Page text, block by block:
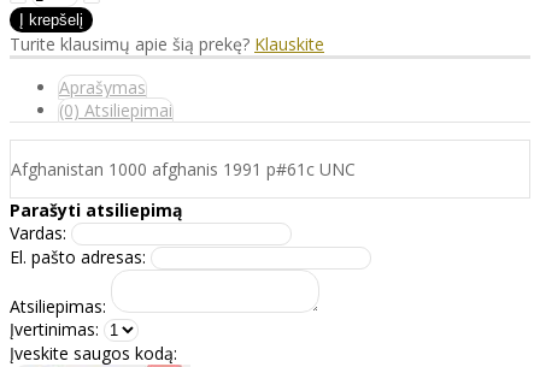
Turite klausimų apie šią prekę? Klauskite
Aprašymas
(0) Atsiliepimai
Afghanistan 1000 afghanis 1991 p#61c UNC
Parašyti atsiliepimą
Vardas:
El. pašto adresas:
Atsiliepimas:
Įvertinimas:
Įveskite saugos kodą: